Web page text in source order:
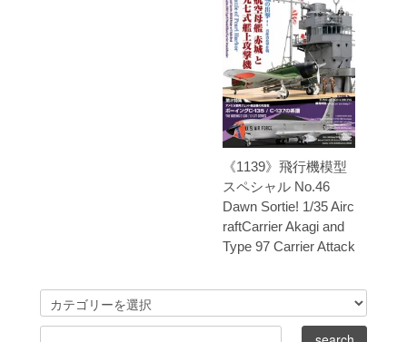
《1139》飛行機模型
スペシャル No.46
Dawn Sortie! 1/35 Airc
raftCarrier Akagi and
Type 97 Carrier Attack